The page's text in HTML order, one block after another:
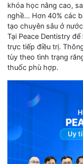
khóa học nâng cao,
nghề… Hơn 40% các
tạo chuyên sâu ở
Tại Peace Dentistry
trực tiếp điều trị.
tùy theo tình trạng
thuốc phù hợp.